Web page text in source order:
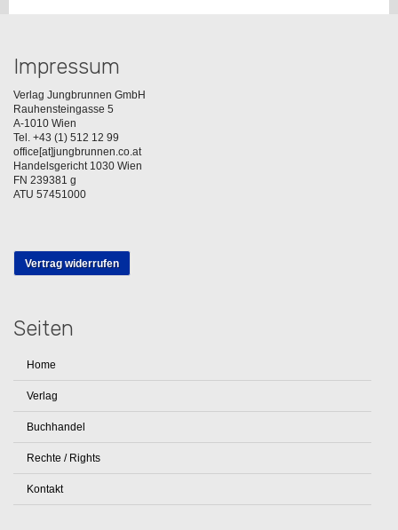
Impressum
Verlag Jungbrunnen GmbH
Rauhensteingasse 5
A-1010 Wien
Tel. +43 (1) 512 12 99
office[at]jungbrunnen.co.at
Handelsgericht 1030 Wien
FN 239381 g
ATU 57451000
Vertrag widerrufen
Seiten
Home
Verlag
Buchhandel
Rechte / Rights
Kontakt